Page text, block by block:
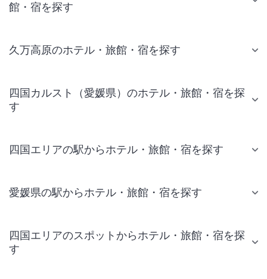
館・宿を探す
久万高原のホテル・旅館・宿を探す
四国カルスト（愛媛県）のホテル・旅館・宿を探
す
四国エリアの駅からホテル・旅館・宿を探す
愛媛県の駅からホテル・旅館・宿を探す
四国エリアのスポットからホテル・旅館・宿を探
す